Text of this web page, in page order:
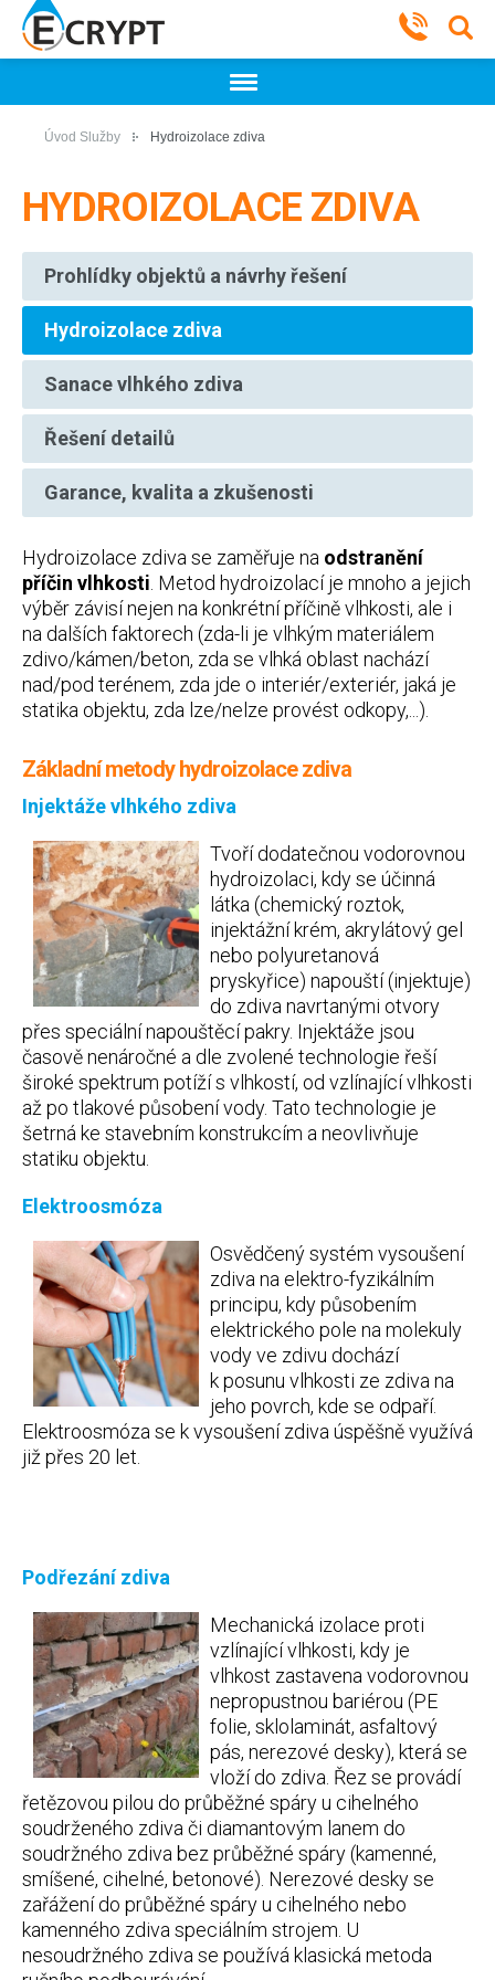
Úvod Služby Hydroizolace zdiva
HYDROIZOLACE ZDIVA
Prohlídky objektů a návrhy řešení
Hydroizolace zdiva
Sanace vlhkého zdiva
Řešení detailů
Garance, kvalita a zkušenosti
Hydroizolace zdiva se zaměřuje na odstranění
příčin vlhkosti . Metod hydroizolací je mnoho a jejich
výběr závisí nejen na konkrétní příčině vlhkosti, ale i
na dalších faktorech (zda-li je vlhkým materiálem
zdivo/kámen/beton, zda se vlhká oblast nachází
nad/pod terénem, zda jde o interiér/exteriér, jaká je
statika objektu, zda lze/nelze provést odkopy,...).
Základní metody hydroizolace zdiva
Injektáže vlhkého zdiva
Tvoří dodatečnou vodorovnou
hydroizolaci, kdy se účinná
látka (chemický roztok,
injektážní krém, akrylátový gel
nebo polyuretanová
pryskyřice) napouští (injektuje)
do zdiva navrtanými otvory
přes speciální napouštěcí pakry. Injektáže jsou
časově nenáročné a dle zvolené technologie řeší
široké spektrum potíží s vlhkostí, od vzlínající vlhkosti
až po tlakové působení vody. Tato technologie je
šetrná ke stavebním konstrukcím a neovlivňuje
statiku objektu.
Elektroosmóza
Osvědčený systém vysoušení
zdiva na elektro-fyzikálním
principu, kdy působením
elektrického pole na molekuly
vody ve zdivu dochází
k posunu vlhkosti ze zdiva na
jeho povrch, kde se odpaří.
Elektroosmóza se k vysoušení zdiva úspěšně využívá
již přes 20 let.
Podřezání zdiva
Mechanická izolace proti
vzlínající vlhkosti, kdy je
vlhkost zastavena vodorovnou
nepropustnou bariérou (PE
folie, sklolaminát, asfaltový
pás, nerezové desky), která se
vloží do zdiva. Řez se provádí
řetězovou pilou do průběžné spáry u cihelného
soudrženého zdiva či diamantovým lanem do
soudržného zdiva bez průběžné spáry (kamenné,
smíšené, cihelné, betonové). Nerezové desky se
zařážení do průběžné spáry u cihelného nebo
kamenného zdiva speciálním strojem. U
nesoudržného zdiva se používá klasická metoda